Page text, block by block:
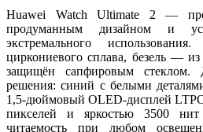
Huawei Watch Ultimate 2 —
продуманным дизайном и
экстремального
циркониевого сплава, безель —
защищён сапфировым стеклом.
решения: синий с белыми
1,5‑дюймовый OLED‑дисплей
пикселей и яркостью 3500 нит
читаемость при любом